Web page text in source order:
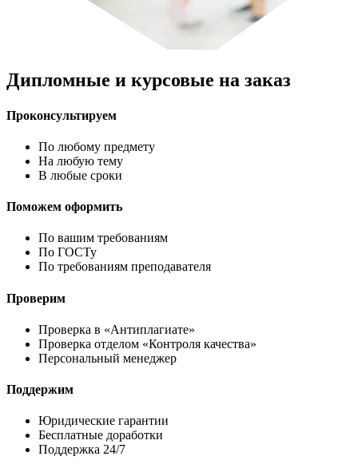
Дипломные и курсовые на заказ
Проконсультируем
По любому предмету
На любую тему
В любые сроки
Поможем оформить
По вашим требованиям
По ГОСТу
По требованиям преподавателя
Проверим
Проверка в «Антиплагиате»
Проверка отделом «Контроля качества»
Персональный менеджер
Поддержим
Юридические гарантии
Бесплатные доработки
Поддержка 24/7